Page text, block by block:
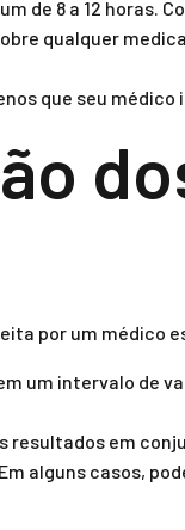
de 8 a 12 horas.
qualquer
que seu médico
por um médico
um intervalo de
resultados em
Em alguns casos,